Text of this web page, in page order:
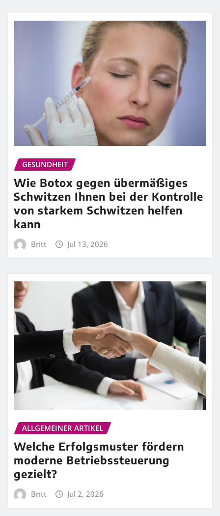
GESUNDHEIT
Wie Botox gegen übermäßiges
Schwitzen Ihnen bei der Kontrolle
von starkem Schwitzen helfen
kann
Britt Jul 13, 2026
ALLGEMEINER ARTIKEL
Welche Erfolgsmuster fördern
moderne Betriebssteuerung
gezielt?
Britt Jul 2, 2026